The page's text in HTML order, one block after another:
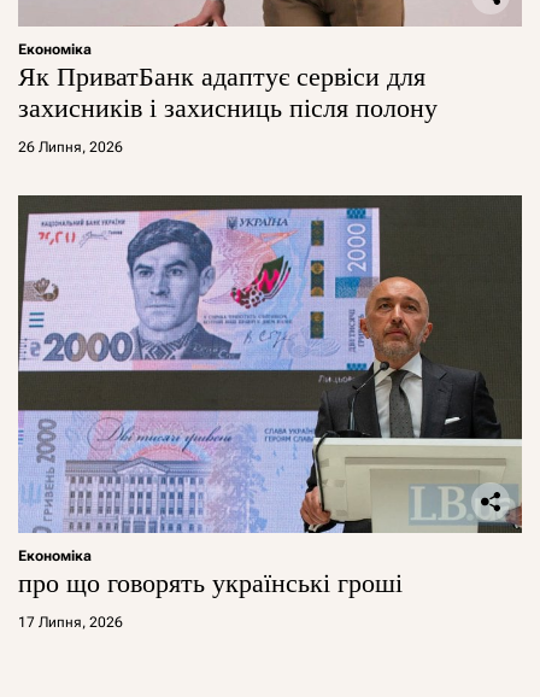
Економіка
Як ПриватБанк адаптує сервіси для
захисників і захисниць після полону
26 Липня, 2026
Економіка
про що говорять українські гроші
17 Липня, 2026